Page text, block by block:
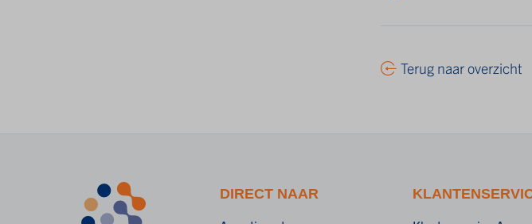
Terug naar overzicht
DIRECT NAAR